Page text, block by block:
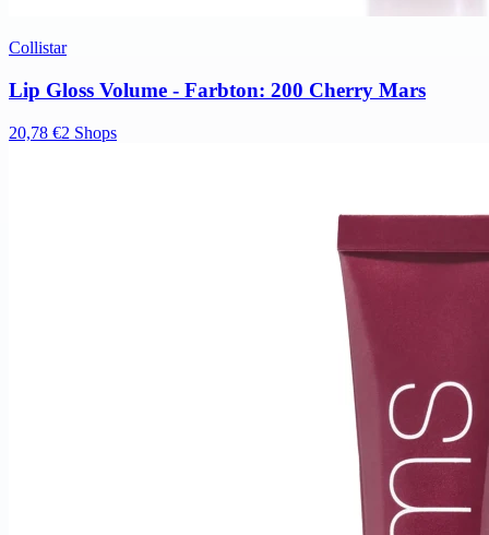
Collistar
Lip Gloss Volume - Farbton: 200 Cherry Mars
20,78 €2 Shops